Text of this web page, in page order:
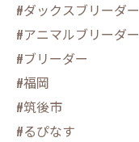
#ダックスブリーダー
#アニマルブリーダー
#ブリーダー
#福岡
#筑後市
#るぴなす